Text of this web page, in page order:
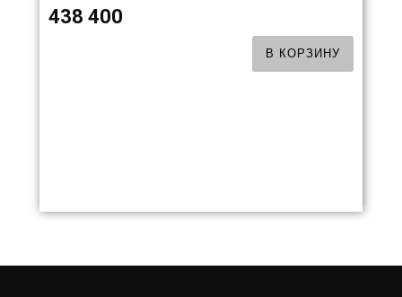
438 400
В КОРЗИНУ